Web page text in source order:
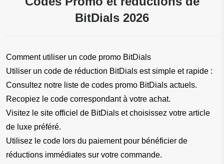
BitDials 2026
Comment utiliser un code promo BitDials
Utiliser un code de réduction BitDials est simple et rapide :
Consultez notre liste de codes promo BitDials actuels.
Recopiez le code correspondant à votre achat.
Visitez le site officiel de BitDials et choisissez votre article
de luxe préféré.
Utilisez le code lors du paiement pour bénéficier de
réductions immédiates sur votre commande.